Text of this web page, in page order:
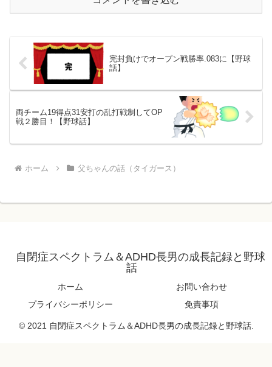
完封負けでオープン戦勝率.083に【野球
話】
両チーム19得点31安打の乱打戦制してOP
戦２勝目！【野球話】
ホーム 父ちゃんの話（タイガース）
自閉症スペクトラム＆ADHD長男の成長記録と野球
話
ホーム
お問い合わせ
プライバシーポリシー
免責事項
© 2021 自閉症スペクトラム＆ADHD長男の成長記録と野球話.